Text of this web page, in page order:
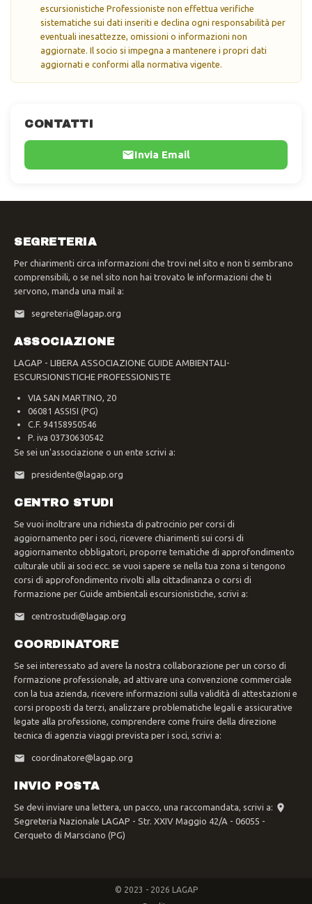
CONTATTI
Invia Email
escursionistiche Professioniste non effettua verifiche
sistematiche sui dati inseriti e declina ogni responsabilità per
eventuali inesattezze, omissioni o informazioni non
aggiornate. Il socio si impegna a mantenere i propri dati
aggiornati e conformi alla normativa vigente.
SEGRETERIA
Per chiarimenti circa informazioni che trovi nel sito e non ti sembrano
comprensibili, o se nel sito non hai trovato le informazioni che ti
servono, manda una mail a:
segreteria@lagap.org
ASSOCIAZIONE
LAGAP - LIBERA ASSOCIAZIONE GUIDE AMBIENTALI-
ESCURSIONISTICHE PROFESSIONISTE
VIA SAN MARTINO, 20
06081 ASSISI (PG)
C.F. 94158950546
P. iva 03730630542
Se sei un'associazione o un ente scrivi a:
presidente@lagap.org
CENTRO STUDI
Se vuoi inoltrare una richiesta di patrocinio per corsi di
aggiornamento per i soci, ricevere chiarimenti sui corsi di
aggiornamento obbligatori, proporre tematiche di approfondimento
culturale utili ai soci ecc. se vuoi sapere se nella tua zona si tengono
corsi di approfondimento rivolti alla cittadinanza o corsi di
formazione per Guide ambientali escursionistiche, scrivi a:
centrostudi@lagap.org
COORDINATORE
Se sei interessato ad avere la nostra collaborazione per un corso di
formazione professionale, ad attivare una convenzione commerciale
con la tua azienda, ricevere informazioni sulla validità di attestazioni e
corsi proposti da terzi, analizzare problematiche legali e assicurative
legate alla professione, comprendere come fruire della direzione
tecnica di agenzia viaggi prevista per i soci, scrivi a:
coordinatore@lagap.org
INVIO POSTA
Se devi inviare una lettera, un pacco, una raccomandata, scrivi a:
Segreteria Nazionale LAGAP - Str. XXIV Maggio 42/A - 06055 -
Cerqueto di Marsciano (PG)
© 2023 - 2026 LAGAP